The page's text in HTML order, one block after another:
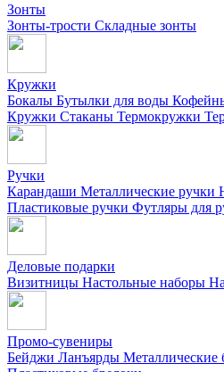
Зонты
Зонты-трости Складные зонты
Кружки
Бокалы Бутылки для воды
Кружки Стаканы Термокружки
Ручки
Карандаши Металлические ручки
Пластиковые ручки Футляры для
Деловые подарки
Визитницы Настольные наборы
Промо-сувениры
Бейджи Ланъярды Металлические